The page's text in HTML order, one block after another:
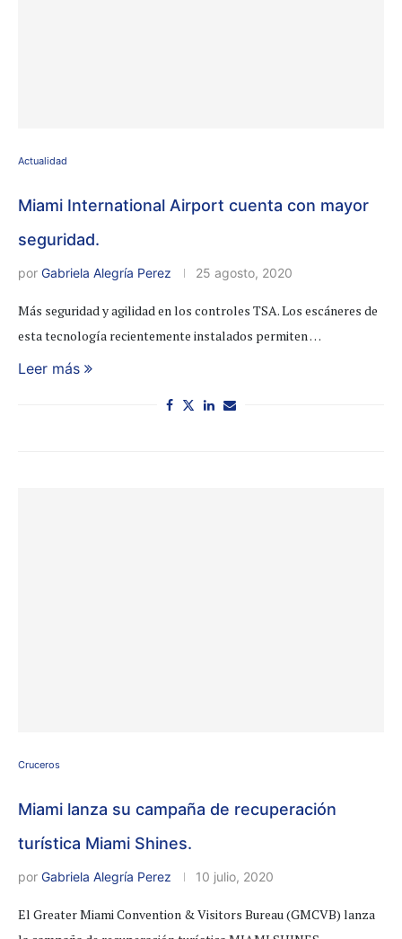
Actualidad
Miami International Airport cuenta con mayor
seguridad.
por Gabriela Alegría Perez 25 agosto, 2020
Más seguridad y agilidad en los controles TSA. Los escáneres de
esta tecnología recientemente instalados permiten …
Leer más
Cruceros
Miami lanza su campaña de recuperación
turística Miami Shines.
por Gabriela Alegría Perez 10 julio, 2020
El Greater Miami Convention & Visitors Bureau (GMCVB) lanza